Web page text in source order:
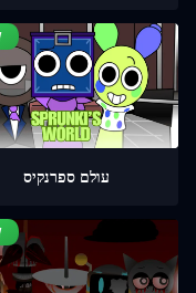
עולם ספרנקיס